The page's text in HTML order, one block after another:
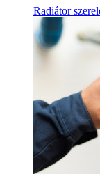
Radiátor